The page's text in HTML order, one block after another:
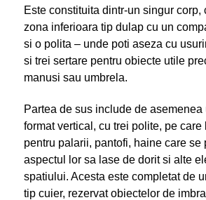
Este constituita dintr-un singur corp,
zona inferioara tip dulap cu un
si o polita – unde poti aseza cu
si trei sertare pentru obiecte utile
manusi sau umbrela.
Partea de sus include de asemenea
format vertical, cu trei polite, pe care
pentru palarii, pantofi, haine care se
aspectul lor sa lase de dorit si alte
spatiului. Acesta este completat de
tip cuier, rezervat obiectelor de